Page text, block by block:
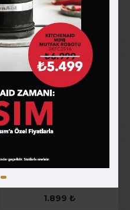
Royal Tepsi Mavi Çiçek
Desenli 26 cm.
3.499 ₺
Royal Sarı Çiçek Desenli
Büyük Mug
1.599 ₺
1.899 ₺